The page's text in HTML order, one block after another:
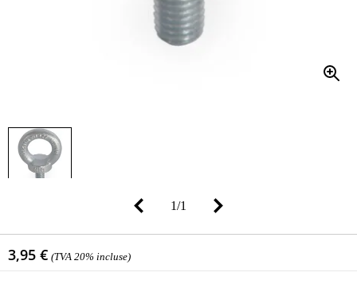
1/1
3,95 € (TVA 20% incluse)